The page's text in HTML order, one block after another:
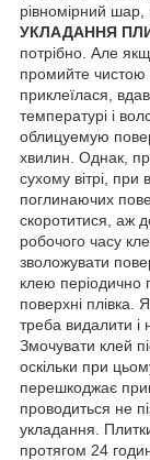
рівномірний шар,
УКЛАДАННЯ
потрібно. Але
промийте
приклеїлася,
температурі і
облицуемую
хвилин. Однак,
сухому вітрі, при
поглинаючих
скоротитися, аж
робочого часу
зволожувати
клею періодично
поверхні плівка.
треба видалити і
Змочувати клей
оскільки при
перешкоджає
проводиться не
укладання.
протягом 24